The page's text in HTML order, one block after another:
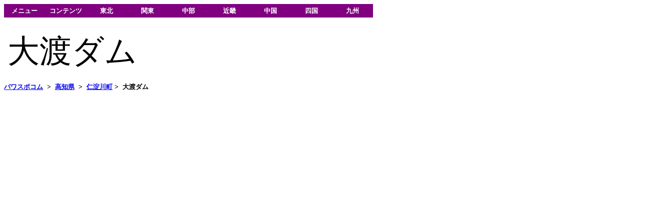
メニュー コンテンツ 東北 関東 中部 近畿 中国 四国 九州
大渡ダム
パワスポコム > 高知県> 仁淀川町> 大渡ダム